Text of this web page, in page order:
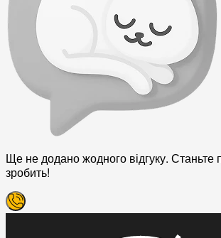
Ще не додано жодного відгуку.
зробить!